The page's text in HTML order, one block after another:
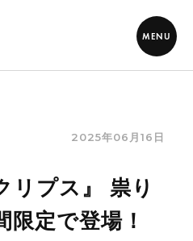
MENU
2025年06月16日
リプス』 祟り
限定で登場！